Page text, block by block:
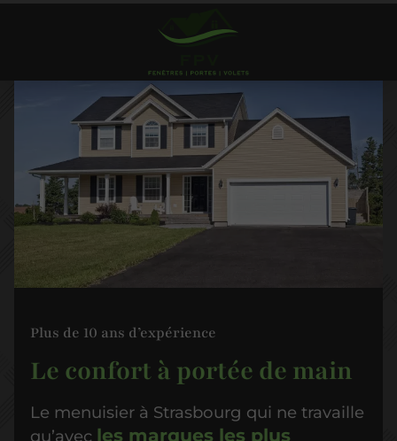
Plus de 10 ans d’expérience
Le confort à portée de main
Le menuisier à Strasbourg qui ne travaille
qu’avec les marques les plus